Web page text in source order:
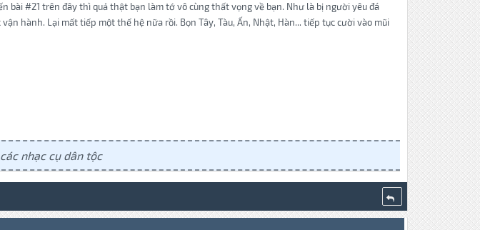
bài #21 trên đây thì quả thật bạn làm tớ vô cùng thất vọng về bạn. Như là bị người yêu đá
hành. Lại mất tiếp một thế hệ nữa rồi. Bọn Tây, Tàu, Ấn, Nhật, Hàn... tiếp tục cười vào mũi
nhạc cụ dân tộc